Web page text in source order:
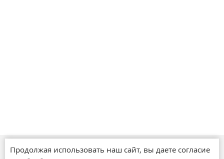
Магазины
Продолжая использовать наш сайт, вы даете согласие